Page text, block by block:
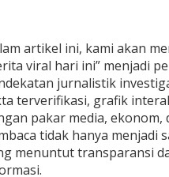
artikel ini, kami akan
viral hari ini” menjadi
jurnalistik
terverifikasi, grafik
pakar media, ekonom,
tidak hanya menjadi
menuntut transparansi